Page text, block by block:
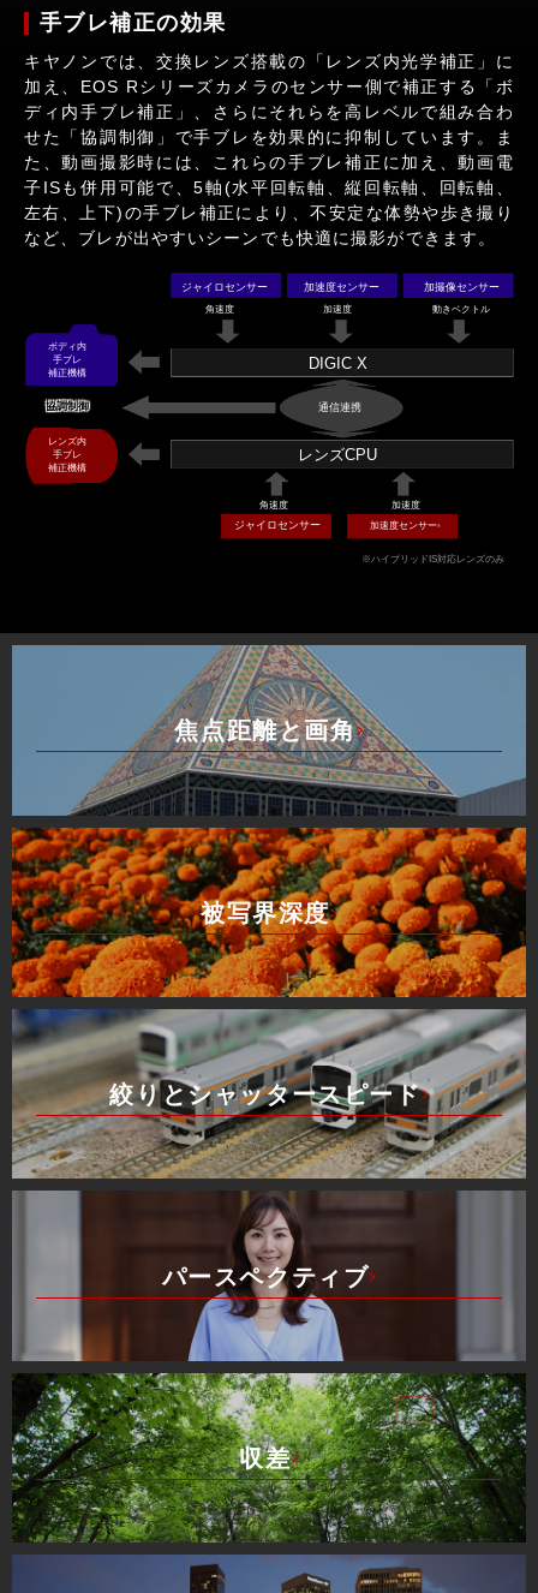
手ブレ補正の効果
キヤノンでは、交換レンズ搭載の「レンズ内光学補正」に
加え、EOS Rシリーズカメラのセンサー側で補正する「ボ
ディ内手ブレ補正」、さらにそれらを高レベルで組み合わ
せた「協調制御」で手ブレを効果的に抑制しています。ま
た、動画撮影時には、これらの手ブレ補正に加え、動画電
子ISも併用可能で、5軸(水平回転軸、縦回転軸、回転軸、
左右、上下)の手ブレ補正により、不安定な体勢や歩き撮り
など、ブレが出やすいシーンでも快適に撮影ができます。
通信連携
DIGIC X
レンズCPU
協調制御
ボディ内
手ブレ
補正機構
レンズ内
手ブレ
補正機構
ジャイロセンサー
角速度
加速度センサー
加速度
加撮像センサー
動きベクトル
※ハイブリッドIS対応レンズのみ
角速度
ジャイロセンサー
加速度
加速度センサー ※
焦点距離と画角
被写界深度
絞りとシャッタースピード
パースペクティブ
収差